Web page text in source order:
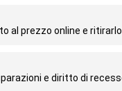
al prezzo online e
e diritto di